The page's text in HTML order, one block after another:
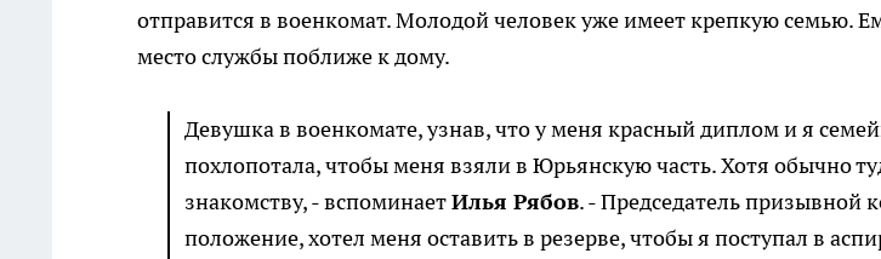
отправится в военкомат. Молодой человек уже имеет крепкую семью.
место службы поближе к дому.
Девушка в военкомате, узнав, что у меня красный диплом и я
похлопотала, чтобы меня взяли в Юрьянскую часть. Хотя обычно
знакомству, - вспоминаетИлья Рябов. - Председатель призывной
положение, хотел меня оставить в резерве, чтобы я поступал в